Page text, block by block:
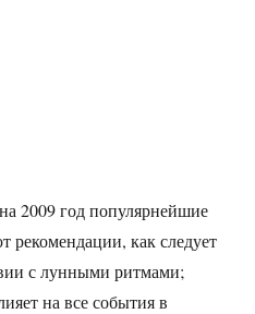
2009 год популярнейшие
рекомендации, как следует
с лунными ритмами;
на все события в